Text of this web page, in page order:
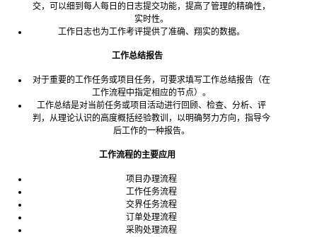
交，可以细到每人每日的日志提交功能，提高了管理的精确性，
实时性。
工作日志也为工作考评提供了准确、翔实的数据。
工作总结报告
对于重要的工作任务或项目任务，可要求填写工作总结报告（在
工作流程中指定相应的节点）。
工作总结是对当前任务或项目活动进行回顾、检查、分析、评
判，从理论认识的高度概括经验教训，以明确努力方向，指导今
后工作的一种报告。
工作流程的主要应用
项目办理流程
工作任务流程
交界任务流程
订单处理流程
采购处理流程